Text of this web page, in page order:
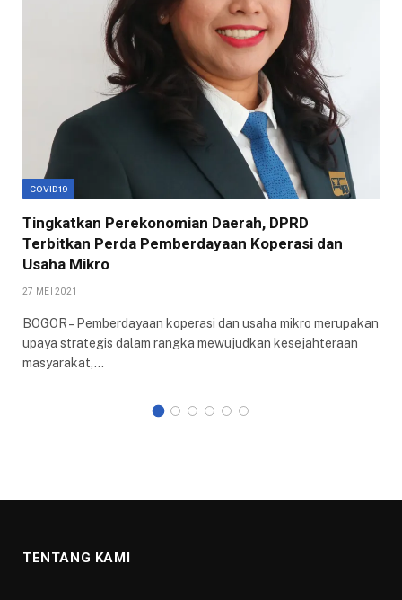
COVID19
Tingkatkan Perekonomian Daerah, DPRD
Terbitkan Perda Pemberdayaan Koperasi dan
Usaha Mikro
27 MEI 2021
BOGOR – Pemberdayaan koperasi dan usaha mikro merupakan
upaya strategis dalam rangka mewujudkan kesejahteraan
masyarakat,…
TENTANG KAMI